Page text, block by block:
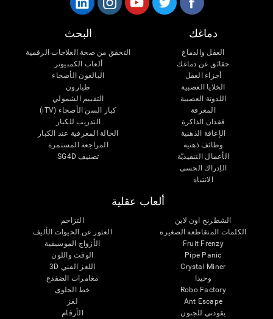
دماغك
العقل والدماغ
حقائق عن دماغك
أجزاء العقل
الخلايا العصبية
اللدونة العصبية
المعرفة
فقدان الذاكرة
الإعاقة الذهنية
وظائف ذهنية
الأعمال التنفيذيّة
الإدراك الحسى
الانتباه
البحث
التحقق من صحة العلاجات الرقمية
ألعاب الكمبيوتر
البالغون الأصحاء
طيارون
التقييم الشمولي
كبار السن الأصحاء (iTV)
التدريب للكبار
الحالة المعرفية عند الكبار
المراجعة المستمرة
تصنيف SG4D
ألعاب عقلية
الشطرنج اون لاين
الكلمات المتقاطعة الصغيرة
Fruit Frenzy
Pipe Panic
Crystal Miner
وحيدا
Robo Factory
Ant Escape
يقودني للجنون
التزاحم
العثور عن الحيوات الأليف
الأزواج الموسيقية
الوقت واللون
اللغز الفني 3D
مغامرات الضفدع
خط الحلوى
لغز
الأرقام